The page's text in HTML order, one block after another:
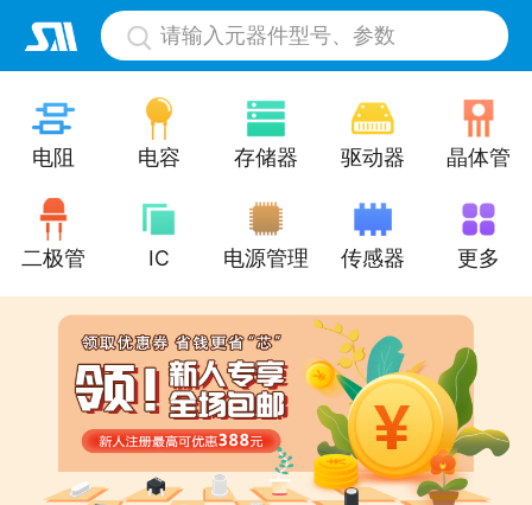
请输入元器件型号、参数
电阻 电容 存储器 驱动器 晶体管
二极管 IC 电源管理 传感器 更多